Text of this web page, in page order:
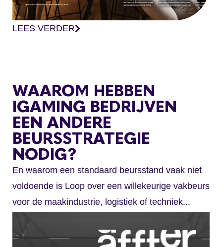
LEES VERDER
WAAROM HEBBEN
IGAMING BEDRIJVEN
EEN ANDERE
BEURSSTRATEGIE
NODIG?
En waarom een standaard beursstand vaak niet
voldoende is Loop over een willekeurige vakbeurs
voor de maakindustrie, logistiek of techniek...